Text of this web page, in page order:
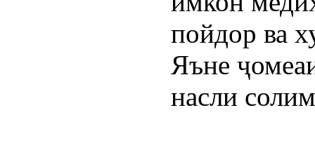
пойдор ва
Яъне
насли